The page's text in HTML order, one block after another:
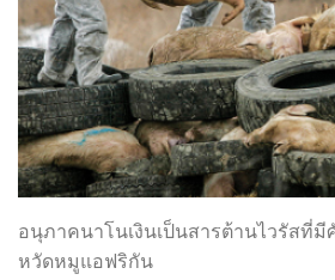
อนุภาคนาโนเงินเป็นสารต้านไวรัสที่มี
หวัดหมูแอฟริกัน